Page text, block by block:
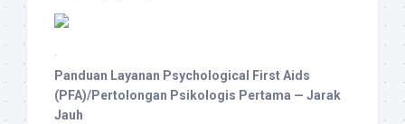
·
Panduan Layanan Psychological First Aids
(PFA)/Pertolongan Psikologis Pertama — Jarak
Jauh